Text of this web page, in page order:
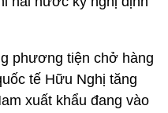
phương tiện chở hàng
tế Hữu Nghị tăng
xuất khẩu đang vào